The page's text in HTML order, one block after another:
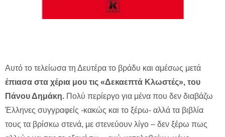
Αυτό το τελείωσα τη Δευτέρα το βράδυ και αμέσως μετά
έπιασα στα χέρια μου τις «Δεκαεπτά Κλωστές», του
Πάνου Δημάκη. Πολύ περίεργο για μένα που δεν διαβάζω
Έλληνες συγγραφείς -κακώς και το ξέρω- αλλά τα βιβλία
τους τα βρίσκω στενά, με στενεύουν λίγο – δεν ξέρω πως